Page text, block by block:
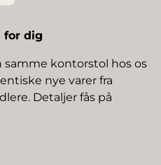
for dig
samme kontorstol hos os
nye varer fra
Detaljer fås på